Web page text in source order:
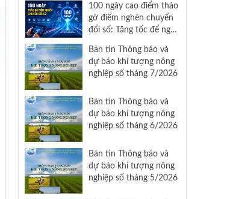
100 ngày cao điểm tháo
gỡ điểm nghẽn chuyển
đổi số: Tăng tốc để nghị
sống
Bản tin Thông báo và
dự báo khí tượng nông
nghiệp số tháng 7/2026
Bản tin Thông báo và
dự báo khí tượng nông
nghiệp số tháng 6/2026
Bản tin Thông báo và
dự báo khí tượng nông
nghiệp số tháng 5/2026